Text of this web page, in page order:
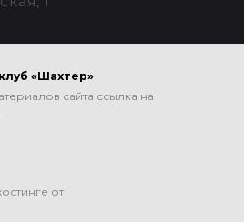
«Шахтер»
сайта ссылка на
от